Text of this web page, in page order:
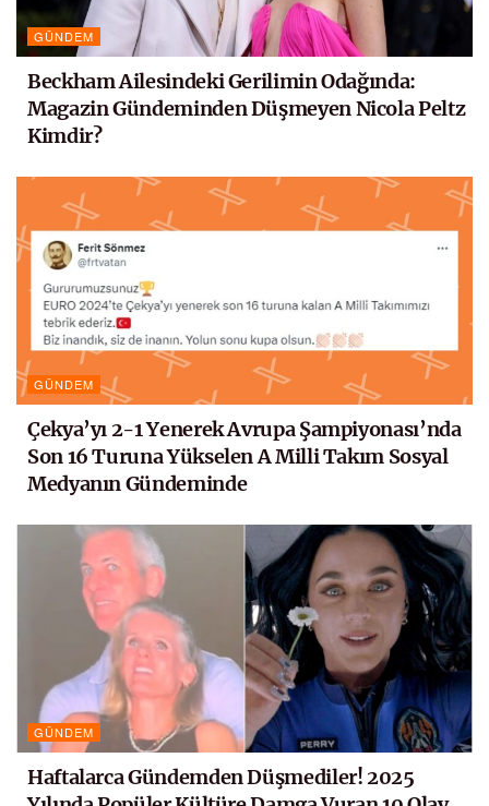
GÜNDEM
Beckham Ailesindeki Gerilimin Odağında:
Magazin Gündeminden Düşmeyen Nicola Peltz
Kimdir?
GÜNDEM
Çekya’yı 2-1 Yenerek Avrupa Şampiyonası’nda
Son 16 Turuna Yükselen A Milli Takım Sosyal
Medyanın Gündeminde
GÜNDEM
Haftalarca Gündemden Düşmediler! 2025